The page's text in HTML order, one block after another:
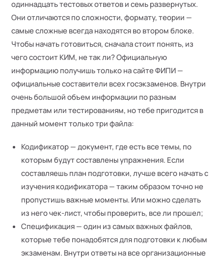
одиннадцать тестовых ответов и семь развернутых.
Они отличаются по сложности, формату, теории —
самые сложные всегда находятся во втором блоке.
Чтобы начать готовиться, сначала стоит понять, из
чего состоит КИМ, не так ли? Официальную
информацию получишь только на сайте ФИПИ —
официальные составители всех госэкзаменов. Внутри
очень большой объем информации по разным
предметам или тестированиям, но тебе пригодится в
данный момент только три файла:
Кодификатор — документ, где есть все темы, по
которым будут составлены упражнения. Если
составляешь план подготовки, лучше всего начать с
изучения кодификатора — таким образом точно не
пропустишь важные моменты. Или можно сделать
из него чек-лист, чтобы проверить, все ли прошел;
Спецификация — один из самых важных файлов,
которые тебе понадобятся для подготовки к любым
экзаменам. Внутри ответы на все организационные